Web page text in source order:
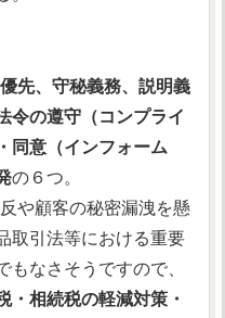
先、守秘義務、説明義
令の遵守（コンプライ
同意（インフォーム
の６つ。
や顧客の秘密漏洩を懸
取引法等における重要
なさそうですので、
・相続税の軽減対策・